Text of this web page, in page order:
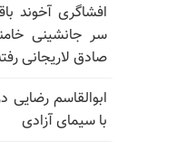
افشاگری آخوند
سر جانشینی
صادق لاریجانی
ابوالقاسم
با سیمای آزادی